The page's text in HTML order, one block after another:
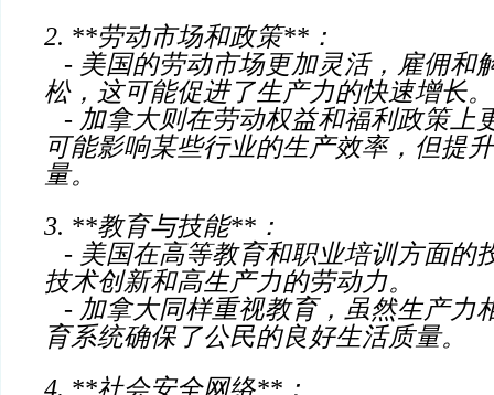
2. **劳动市场和政策**：
- 美国的劳动市场更加灵活，雇佣和
松，这可能促进了生产力的快速增长。
- 加拿大则在劳动权益和福利政策上
可能影响某些行业的生产效率，但提
量。
3. **教育与技能**：
- 美国在高等教育和职业培训方面的
技术创新和高生产力的劳动力。
- 加拿大同样重视教育，虽然生产力
育系统确保了公民的良好生活质量。
4. **社会安全网络**：